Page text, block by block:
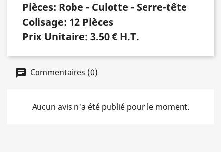
Pièces: Robe - Culotte - Serre-tête
Colisage: 12 Pièces
Prix Unitaire: 3.50 € H.T.
Commentaires (0)
Aucun avis n'a été publié pour le moment.